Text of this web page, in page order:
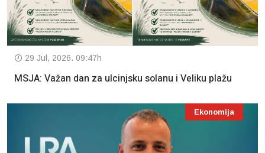
29 Jul, 2026. 09:47h
MSJA: Važan dan za ulcinjsku solanu i Veliku plažu
Ekonomija